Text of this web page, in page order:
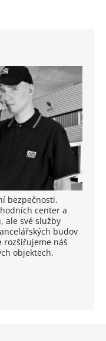
bezpečnosti.
center a
ale své služby
budov
rozšiřujeme náš
objektech.